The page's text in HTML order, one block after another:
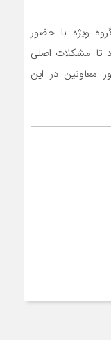
ویژه با حضور
تا مشکلات اصلی
معاونین در این